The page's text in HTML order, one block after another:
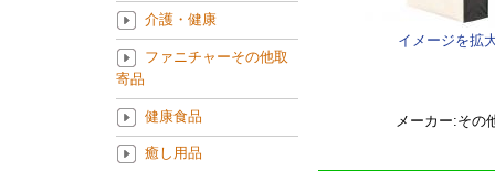
イメージを拡
メーカー:その
介護・健康
ファニチャーその他取
寄品
健康食品
癒し用品